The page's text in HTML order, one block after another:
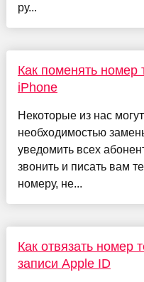
ру...
Как поменять номер
iPhone
Некоторые из нас
необходимостью
уведомить всех
звонить и писать вам
номеру, не...
Как отвязать номер
записи Apple ID